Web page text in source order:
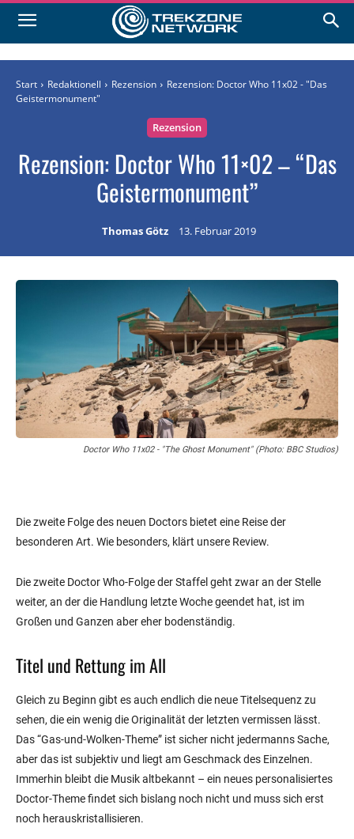
Start Redaktionell Rezension
Rezension: Doctor Who 11x02 - "Das
Geistermonument"
Rezension
Rezension: Doctor Who 11×02 – “Das
Geistermonument”
Thomas Götz 13. Februar 2019
Doctor Who 11x02 - "The Ghost Monument" (Photo: BBC Studios)
Die zweite Folge des neuen Doctors bietet eine Reise der
besonderen Art. Wie besonders, klärt unsere Review.
Die zweite Doctor Who-Folge der Staffel geht zwar an der Stelle
weiter, an der die Handlung letzte Woche geendet hat, ist im
Großen und Ganzen aber eher bodenständig.
Titel und Rettung im All
Gleich zu Beginn gibt es auch endlich die neue Titelsequenz zu
sehen, die ein wenig die Originalität der letzten vermissen lässt.
Das “Gas-und-Wolken-Theme” ist sicher nicht jedermanns Sache,
aber das ist subjektiv und liegt am Geschmack des Einzelnen.
Immerhin bleibt die Musik altbekannt – ein neues personalisiertes
Doctor-Theme findet sich bislang noch nicht und muss sich erst
noch herauskristallisieren.